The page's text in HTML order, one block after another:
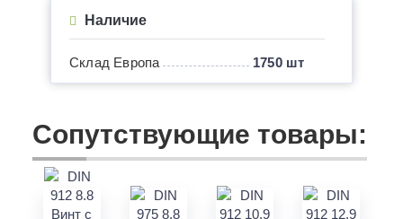
Наличие
Склад Европа 1750 шт
Сопутствующие товары: